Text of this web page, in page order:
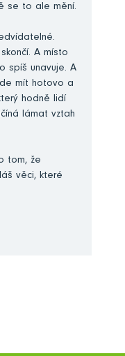
se to ale mění.
A místo
spíš unavuje. A
mít hotovo a
hodně lidí
lámat vztah
tom, že
věci, které